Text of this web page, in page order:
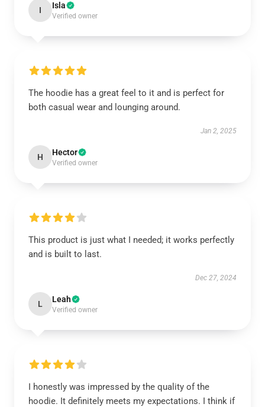
I Isla
Verified owner
The hoodie has a great feel to it and is perfect for
both casual wear and lounging around.
Jan 2, 2025
H Hector
Verified owner
This product is just what I needed; it works perfectly
and is built to last.
Dec 27, 2024
L Leah
Verified owner
I honestly was impressed by the quality of the
hoodie. It definitely meets my expectations. I think if